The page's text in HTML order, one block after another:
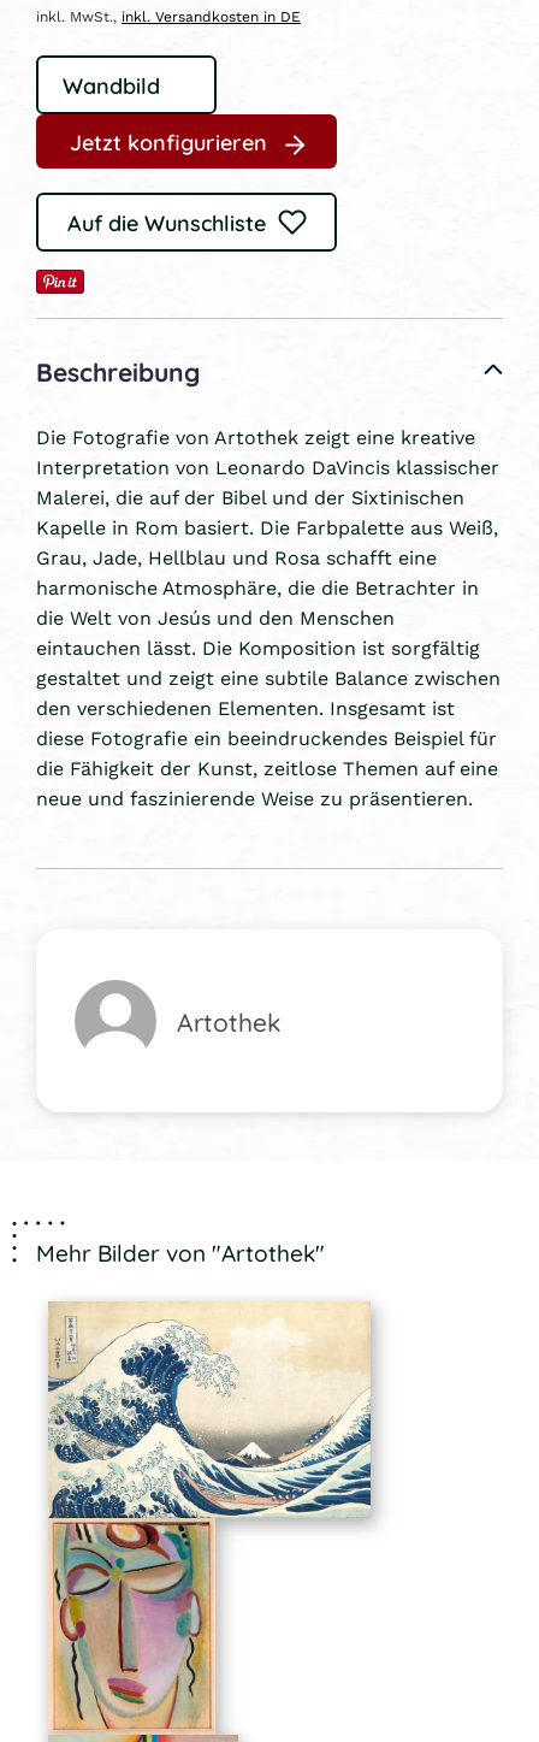
inkl. MwSt., inkl. Versandkosten in DE
Jetzt konfigurieren
Auf die Wunschliste
Beschreibung
Die Fotografie von Artothek zeigt eine kreative
Interpretation von Leonardo DaVincis klassischer
Malerei, die auf der Bibel und der Sixtinischen
Kapelle in Rom basiert. Die Farbpalette aus Weiß,
Grau, Jade, Hellblau und Rosa schafft eine
harmonische Atmosphäre, die die Betrachter in
die Welt von Jesús und den Menschen
eintauchen lässt. Die Komposition ist sorgfältig
gestaltet und zeigt eine subtile Balance zwischen
den verschiedenen Elementen. Insgesamt ist
diese Fotografie ein beeindruckendes Beispiel für
die Fähigkeit der Kunst, zeitlose Themen auf eine
neue und faszinierende Weise zu präsentieren.
Artothek
Mehr Bilder von "Artothek"